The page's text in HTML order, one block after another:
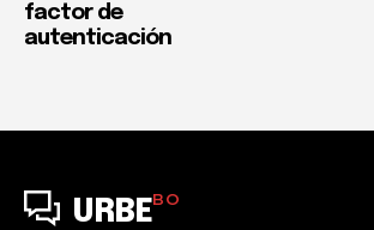
factor de
autenticación
URBEBO